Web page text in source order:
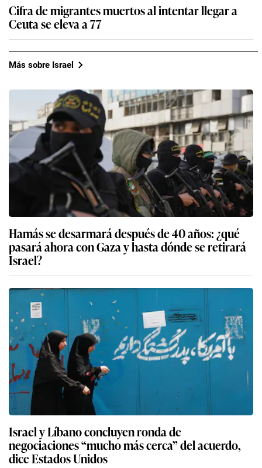
Cifra de migrantes muertos al intentar llegar a
Ceuta se eleva a 77
Más sobre Israel
Hamás se desarmará después de 40 años: ¿qué
pasará ahora con Gaza y hasta dónde se retirará
Israel?
Israel y Líbano concluyen ronda de
negociaciones “mucho más cerca” del acuerdo,
dice Estados Unidos